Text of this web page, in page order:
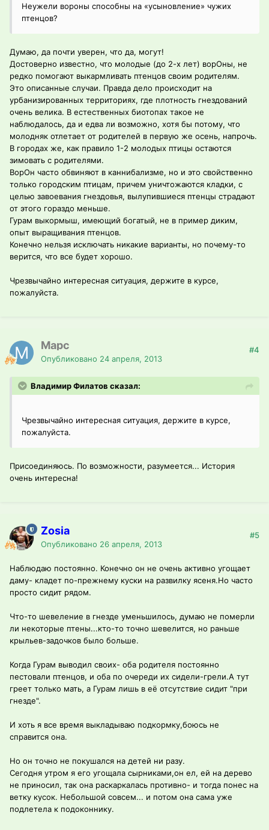
Неужели вороны способны на «усыновление» чужих
птенцов?
Думаю, да почти уверен, что да, могут!
Достоверно известно, что молодые (до 2-х лет) ворОны, не
редко помогают выкармливать птенцов своим родителям.
Это описанные случаи. Правда дело происходит на
урбанизированных территориях, где плотность гнездований
очень велика. В естественных биотопах такое не
наблюдалось, да и едва ли возможно, хотя бы потому, что
молодняк отлетает от родителей в первую же осень, напрочь.
В городах же, как правило 1-2 молодых птицы остаются
зимовать с родителями.
ВорОн часто обвиняют в каннибализме, но и это свойственно
только городским птицам, причем уничтожаются кладки, с
целью завоевания гнездовья, вылупившиеся птенцы страдают
от этого гораздо меньше.
Гурам выкормыш, имеющий богатый, не в пример диким,
опыт выращивания птенцов.
Конечно нельзя исключать никакие варианты, но почему-то
верится, что все будет хорошо.
Чрезвычайно интересная ситуация, держите в курсе,
пожалуйста.
Марс
Опубликовано 24 апреля, 2013
#4
Владимир Филатов сказал:
Чрезвычайно интересная ситуация, держите в курсе,
пожалуйста.
Присоединяюсь. По возможности, разумеется... История
очень интересна!
Zosia
Опубликовано 26 апреля, 2013
#5
Наблюдаю постоянно. Конечно он не очень активно угощает
даму- кладет по-прежнему куски на развилку ясеня.Но часто
просто сидит рядом.
Что-то шевеление в гнезде уменьшилось, думаю не померли
ли некоторые птены...кто-то точно шевелится, но раньше
крыльев-задочков было больше.
Когда Гурам выводил своих- оба родителя постоянно
пестовали птенцов, и оба по очереди их сидели-грели.А тут
греет только мать, а Гурам лишь в её отсутствие сидит "при
гнезде".
И хоть я все время выкладываю подкормку,боюсь не
справится она.
Но он точно не покушался на детей ни разу.
Сегодня утром я его угощала сырниками,он ел, ей на дерево
не приносил, так она раскаркалась противно- и тогда понес на
ветку кусок. Небольшой совсем... и потом она сама уже
подлетела к подоконнику.